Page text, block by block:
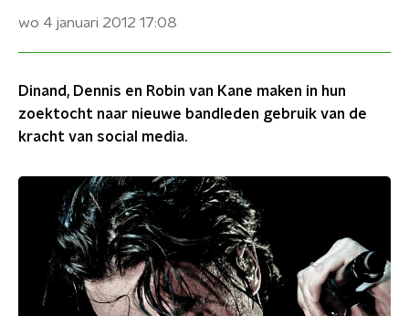
wo 4 januari 2012 17:08
Dinand, Dennis en Robin van Kane maken in hun
zoektocht naar nieuwe bandleden gebruik van de
kracht van social media.